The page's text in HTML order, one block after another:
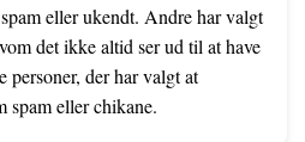
eller ukendt. Andre har valgt
det ikke altid ser ud til at have
personer, der har valgt at
spam eller chikane.